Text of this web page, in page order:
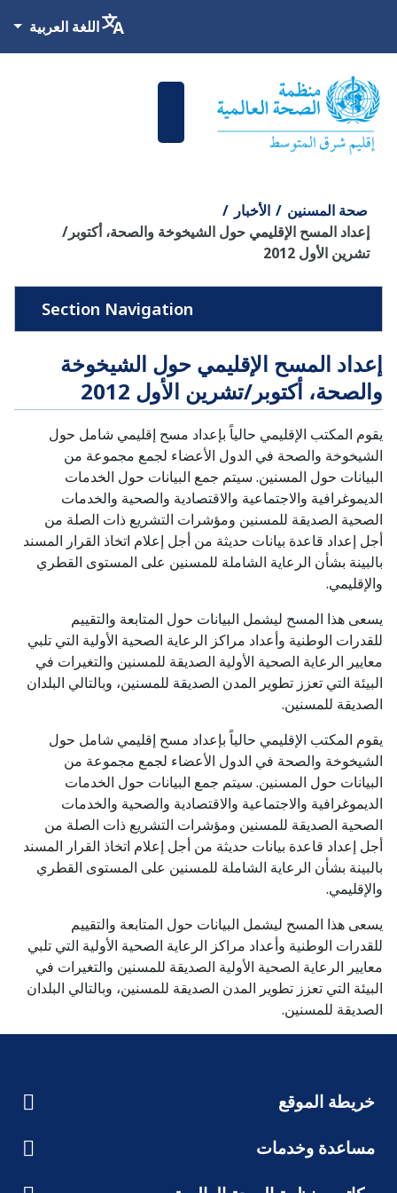
اختر لغتك
اللغة العربية
صحة المسنين
الأخبار
إعداد المسح الإقليمي حول الشيخوخة والصحة، أكتوبر/
تشرين الأول 2012
إعداد المسح الإقليمي حول الشيخوخة
والصحة، أكتوبر/تشرين الأول 2012
يقوم المكتب الإقليمي حالياً بإعداد مسح إقليمي شامل حول
الشيخوخة والصحة في الدول الأعضاء لجمع مجموعة من
البيانات حول المسنين. سيتم جمع البيانات حول الخدمات
الديموغرافية والاجتماعية والاقتصادية والصحية والخدمات
الصحية الصديقة للمسنين ومؤشرات التشريع ذات الصلة من
أجل إعداد قاعدة بيانات حديثة من أجل إعلام اتخاذ القرار المسند
بالبينة بشأن الرعاية الشاملة للمسنين على المستوى القطري
والإقليمي.
يسعى هذا المسح ليشمل البيانات حول المتابعة والتقييم
للقدرات الوطنية وأعداد مراكز الرعاية الصحية الأولية التي تلبي
معايير الرعاية الصحية الأولية الصديقة للمسنين والتغيرات في
البيئة التي تعزز تطوير المدن الصديقة للمسنين، وبالتالي البلدان
الصديقة للمسنين.
يقوم المكتب الإقليمي حالياً بإعداد مسح إقليمي شامل حول
الشيخوخة والصحة في الدول الأعضاء لجمع مجموعة من
البيانات حول المسنين. سيتم جمع البيانات حول الخدمات
الديموغرافية والاجتماعية والاقتصادية والصحية والخدمات
الصحية الصديقة للمسنين ومؤشرات التشريع ذات الصلة من
أجل إعداد قاعدة بيانات حديثة من أجل إعلام اتخاذ القرار المسند
بالبينة بشأن الرعاية الشاملة للمسنين على المستوى القطري
والإقليمي.
يسعى هذا المسح ليشمل البيانات حول المتابعة والتقييم
للقدرات الوطنية وأعداد مراكز الرعاية الصحية الأولية التي تلبي
معايير الرعاية الصحية الأولية الصديقة للمسنين والتغيرات في
البيئة التي تعزز تطوير المدن الصديقة للمسنين، وبالتالي البلدان
الصديقة للمسنين.